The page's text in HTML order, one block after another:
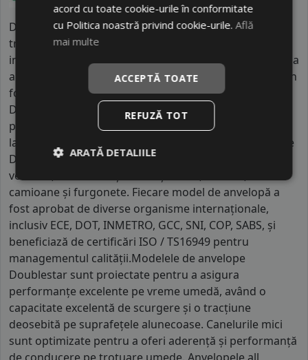
Doublestar este un producător de anvelope cu o
tradiție de aproape un secol. Recunoscut atât pe piața
internă din China, cât și pe plan internațional, compania
are două baze de producție în Qingdao și Shiyan. Cu un
focus pe dezvoltarea prin "Creare, Partajare și Câștig",
Doublestar își propune să ofere cele mai valoroase
produse și servicii pentru clienții săi, contribuind astfel
la creșterea continuă a valorii întreprinderii.Anvelopele
Doublestar sunt concepute pentru o gamă largă de
vehicule, inclusiv mașini mici și medii, SUV-uri,
camioane și furgonete. Fiecare model de anvelopă a
fost aprobat de diverse organisme internaționale,
inclusiv ECE, DOT, INMETRO, GCC, SNI, COP, SABS, și
beneficiază de certificări ISO / TS16949 pentru
managementul calității.Modelele de anvelope
Doublestar sunt proiectate pentru a asigura
performanțe excelente pe vreme umedă, având o
capacitate excelentă de scurgere și o tracțiune
deosebită pe suprafețele alunecoase. Canelurile mici
sunt optimizate pentru a oferi aderență și performanță
acord cu toate cookie-urile în conformitate
cu Politica noastră privind cookie-urile.Află
mai multe
ACCEPTĂ TOATE
REFUZĂ TOT
ARATĂ DETALIILE